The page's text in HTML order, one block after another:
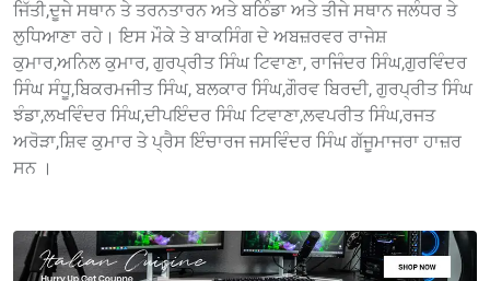
ਜਿੱਤੀ,ਦੂਜੇ ਸਥਾਨ ਤੇ ਤਰਨਤਾਰਨ ਅਤੇ ਬਠਿੰਡਾ ਅਤੇ ਤੀਜੇ ਸਥਾਨ ਜਲੰਧਰ ਤੇ
ਲੁਧਿਆਣਾ ਰਹੇ। ਇਸ ਮੌਕੇ ਤੇ ਬਾਕਸਿੰਗ ਦੇ ਅਬਜ਼ਰਵਰ ਰਾਜੇਸ਼
ਕੁਮਾਰ,ਅਨਿਲ ਕੁਮਾਰ, ਗੁਰਪ੍ਰੀਤ ਸਿੰਘ ਟਿਵਾਣਾ, ਰਾਜਿੰਦਰ ਸਿੰਘ,ਗੁਰਵਿੰਦਰ
ਸਿੰਘ ਸੰਧੂ,ਬਿਕਰਮਜੀਤ ਸਿੰਘ, ਬਲਕਾਰ ਸਿੰਘ,ਗੌਰਵ ਬਿਰਦੀ, ਗੁਰਪ੍ਰੀਤ ਸਿੰਘ
ਝੰਡਾ,ਲਖਵਿੰਦਰ ਸਿੰਘ,ਦੀਪਇੰਦਰ ਸਿੰਘ ਟਿਵਾਣਾ,ਲਵਪਰੀਤ ਸਿੰਘ,ਰਜਤ
ਅਰੋੜਾ,ਸ਼ਿਵ ਕੁਮਾਰ ਤੇ ਪ੍ਰੈਸ ਇੰਚਾਰਜ ਜਸਵਿੰਦਰ ਸਿੰਘ ਗੱਜੂਮਾਜਰਾ ਹਾਜ਼ਰ
ਸਨ ।